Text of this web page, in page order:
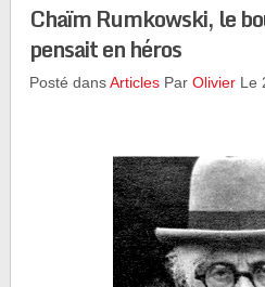
Chaïm Rumkowski, le
pensait en héros
Posté dansArticles ParOlivier Le